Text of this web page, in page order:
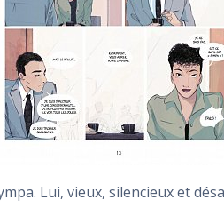
Lui, vieux, silencieux et